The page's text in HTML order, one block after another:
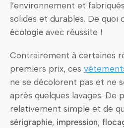
l’environnement et
solides et durables. De quoi
écologie avec réussite !
Contrairement à certaines
premiers prix, ces
ne se décolorent pas et ne
après quelques lavages. De
relativement simple et de
sérigraphie, impression,